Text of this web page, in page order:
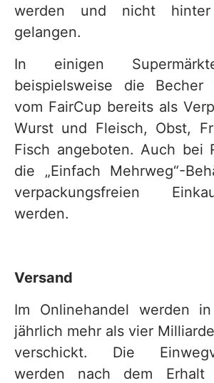
werden und nicht
gelangen.
In einigen
beispielsweise die Becher
vom FairCup bereits als
Wurst und Fleisch, Obst,
Fisch angeboten. Auch bei
die „Einfach Mehrweg“-
verpackungsfreien
werden.
Versand
Im Onlinehandel werden
jährlich mehr als vier
verschickt. Die
werden nach dem Erhalt